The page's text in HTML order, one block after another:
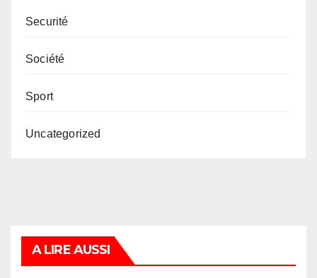
Securité
Société
Sport
Uncategorized
A LIRE AUSSI